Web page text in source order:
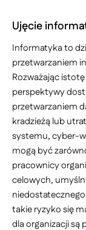
Ujęcie
Informatyka to
przetwarzaniem
Rozważając
perspektywy
przetwarzaniem
kradzieżą lub
systemu, cyber-
mogą być
pracownicy
celowych,
takie ryzyko się
dla organizacji są